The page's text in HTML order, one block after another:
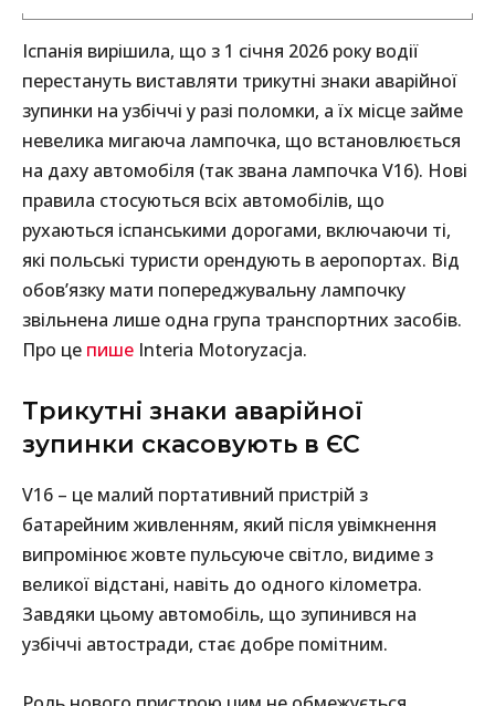
Іспанія вирішила, що з 1 січня 2026 року водії
перестануть виставляти трикутні знаки аварійної
зупинки на узбіччі у разі поломки, а їх місце займе
невелика мигаюча лампочка, що встановлюється
на даху автомобіля (так звана лампочка V16). Нові
правила стосуються всіх автомобілів, що
рухаються іспанськими дорогами, включаючи ті,
які польські туристи орендують в аеропортах. Від
обов’язку мати попереджувальну лампочку
звільнена лише одна група транспортних засобів.
Про це пише Interia Motoryzacja.
Трикутні знаки аварійної
зупинки скасовують в ЄС
V16 – це малий портативний пристрій з
батарейним живленням, який після увімкнення
випромінює жовте пульсуюче світло, видиме з
великої відстані, навіть до одного кілометра.
Завдяки цьому автомобіль, що зупинився на
узбіччі автостради, стає добре помітним.